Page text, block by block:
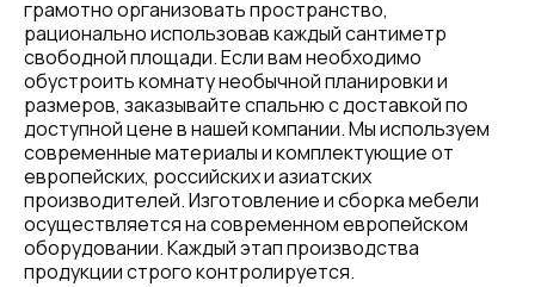
грамотно организовать пространство,
рационально использовав каждый сантиметр
свободной площади. Если вам необходимо
обустроить комнату необычной планировки и
размеров, заказывайте спальню с доставкой по
доступной цене в нашей компании. Мы используем
современные материалы и комплектующие от
европейских, российских и азиатских
производителей. Изготовление и сборка мебели
осуществляется на современном европейском
оборудовании. Каждый этап производства
продукции строго контролируется.